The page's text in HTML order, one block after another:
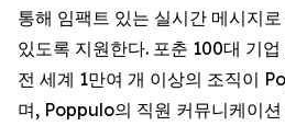
통해 임팩트 있는 실시간 메시지
있도록 지원한다. 포춘 100대 기
전 세계 1만여 개 이상의 조직이
며, Poppulo의 직원 커뮤니케이